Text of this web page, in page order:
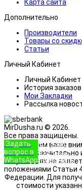
Карта сайта
Дополнительно
Производители
Товары со
Статьи
Личный Кабинет
Личный Кабинет
История заказов
Мои Закладки
Рассылка
MirDusha.ru © 2026.
Все права защищены.
Обращаем ваше
носит исключительно
условиях не
положениями Статьи
Федерации. Для
стоимости
Задать
вопрос в
WhatsApp
+7 (933)
888-8322
Позвонить